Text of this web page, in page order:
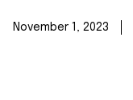
November 1, 2023